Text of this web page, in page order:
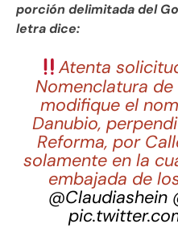
porción delimitada del
letra dice:
Atenta
Nomenclatura de
modifique el
Danubio,
Reforma, por
solamente en la
embajada de
@Claudiashein